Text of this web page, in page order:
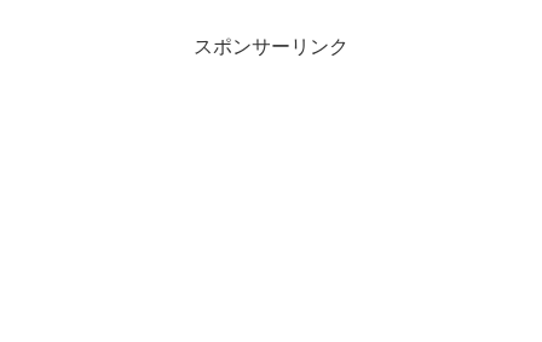
スポンサーリンク